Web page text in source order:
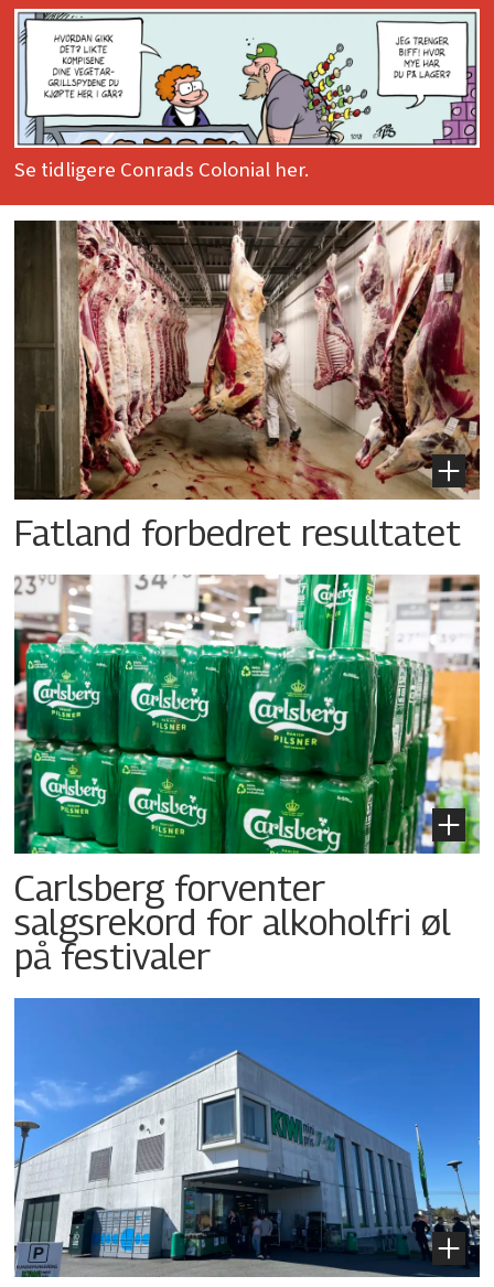
Se tidligere Conrads Colonial her.
Fatland forbedret resultatet
Carlsberg forventer
salgsrekord for alkoholfri øl
på festivaler